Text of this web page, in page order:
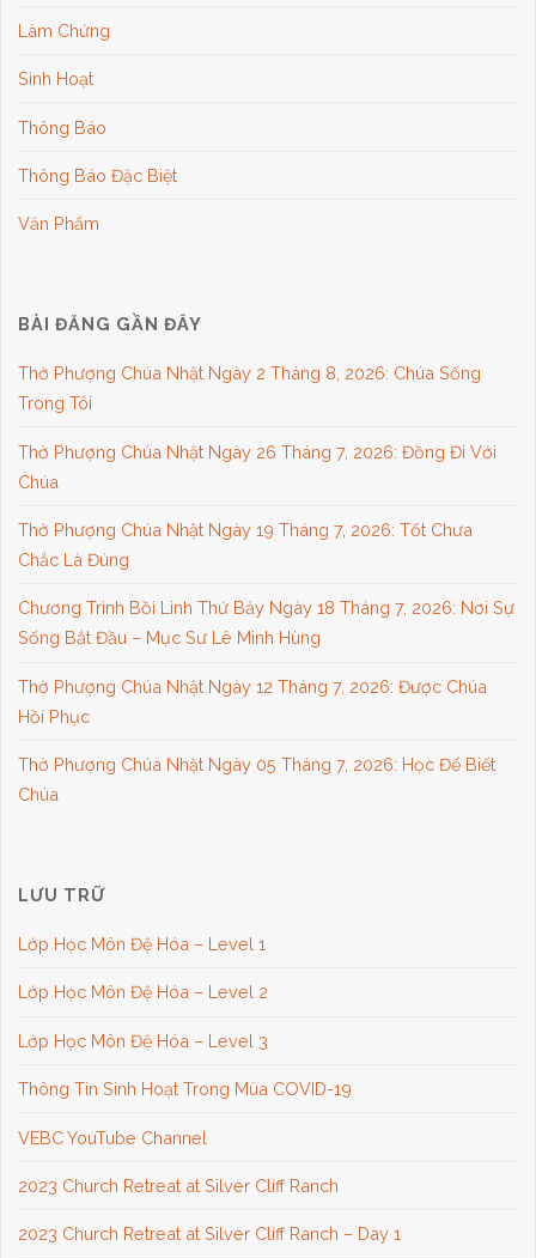
Làm Chứng
Sinh Hoạt
Thông Báo
Thông Báo Đặc Biệt
Văn Phẩm
BÀI ĐĂNG GẦN ĐÂY
Thờ Phượng Chúa Nhật Ngày 2 Tháng 8, 2026: Chúa Sống
Trong Tôi
Thờ Phượng Chúa Nhật Ngày 26 Tháng 7, 2026: Đồng Đi Với
Chúa
Thờ Phượng Chúa Nhật Ngày 19 Tháng 7, 2026: Tốt Chưa
Chắc Là Đúng
Chương Trình Bồi Linh Thứ Bảy Ngày 18 Tháng 7, 2026: Nơi Sự
Sống Bắt Đầu – Mục Sư Lê Minh Hùng
Thờ Phượng Chúa Nhật Ngày 12 Tháng 7, 2026: Được Chúa
Hồi Phục
Thờ Phượng Chúa Nhật Ngày 05 Tháng 7, 2026: Học Để Biết
Chúa
LƯU TRỮ
Lớp Học Môn Đệ Hóa – Level 1
Lớp Học Môn Đệ Hóa – Level 2
Lớp Học Môn Đệ Hóa – Level 3
Thông Tin Sinh Hoạt Trong Mùa COVID-19
VEBC YouTube Channel
2023 Church Retreat at Silver Cliff Ranch
2023 Church Retreat at Silver Cliff Ranch – Day 1